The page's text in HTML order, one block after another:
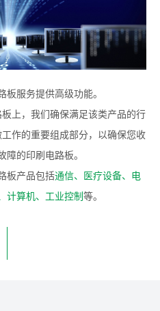
板服务提供高级功能。
上，我们确保满足该类产品的行
作的重要组成部分，以确保您收
障的印刷电路板。
板产品包括通信、医疗设备、电
计算机、工业控制等。